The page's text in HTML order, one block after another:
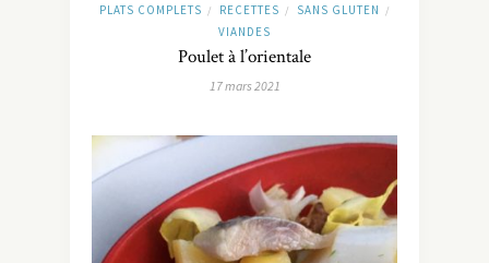
PLATS COMPLETS / RECETTES / SANS GLUTEN /
VIANDES
Poulet à l’orientale
17 mars 2021